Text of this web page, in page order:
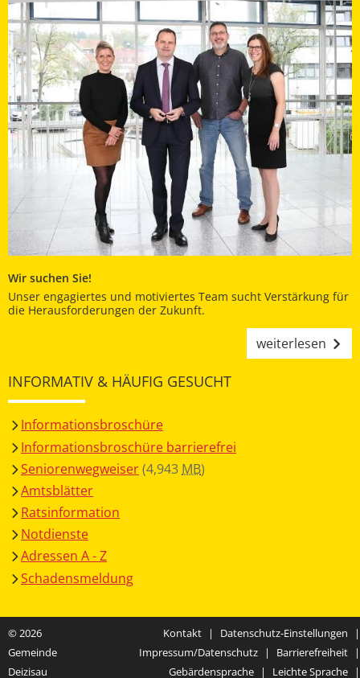
Wir suchen Sie!
Unser engagiertes und motiviertes Team sucht Verstärkung für
die Herausforderungen der Zukunft.
weiterlesen
INFORMATIV & HÄUFIG GESUCHT
Informationsbroschüre
Informationsbroschüre barrierefrei
Seniorenwegweiser(4,943 MB)
Amtsblätter
Ratsinformation
Notdienste
Adressen A - Z
Schadensmeldung
© 2026
Gemeinde
Deizisau
Kontakt | Datenschutz-Einstellungen
|
Impressum/Datenschutz
| Barrierefreiheit
|
Gebärdensprache
| Leichte Sprache |